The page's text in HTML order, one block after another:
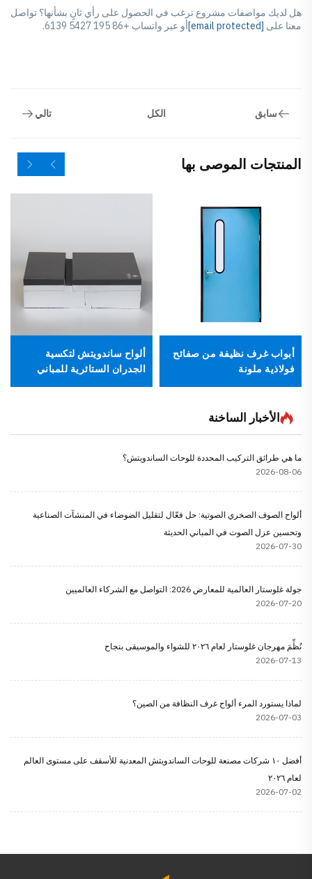
هل لديك مواصفات مشروع ترغب في الحصول على رأي ثانٍ بشأنها؟ تواصل
معنا على [email protected] أو عبر واتساب +86 195 5427 6139.
سابق الكل تالي
المنتجات الموصى بها
أبواب غرف نظيفة من صفائح
فولاذية ملونة
ألواح ساندويتش لتكسية
الجدران الستائرية للمباني
الصناعية من HW
الأخبار الساخنة
ما هي طرائق التركيب المحددة للوحات الساندويتش؟
2026-08-06
ألواح الصوف الصخري الصوتية: حل فعّال لتقليل الضوضاء في المنشآت الصناعية
وتحسين عزل الصوت في المباني الحديثة
2026-07-30
جولة غلوستار العالمية للمعارض 2026: التواصل مع الشركاء العالميين
2026-07-20
نُظِّمَ مهرجان غلوستار لعام ٢٠٢٦ للشواء والموسيقى بنجاح
2026-07-13
لماذا يستورد المرء ألواح غرف النظافة من الصين؟
2026-07-03
أفضل ١٠ شركات مصنعة للوحات الساندويتش المعدنية للأسقف على مستوى العالم
لعام ٢٠٢٦
2026-07-02